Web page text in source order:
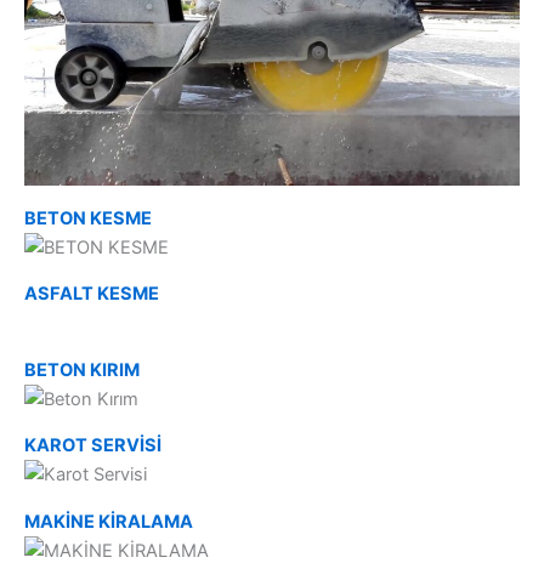
BETON KESME
ASFALT KESME
BETON KIRIM
KAROT SERVİSİ
MAKİNE KİRALAMA